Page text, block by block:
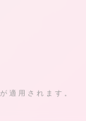
が適用されます。